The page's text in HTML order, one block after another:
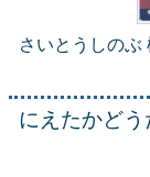
さいとうしのぶ
にえたかどう